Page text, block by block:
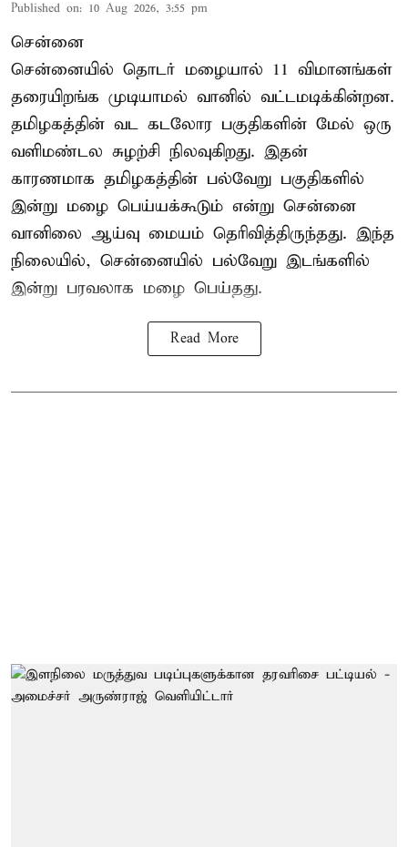
Published on: 10 Aug 2026, 3:55 pm
சென்னை
சென்னையில் தொடர் மழையால் 11 விமானங்கள்
தரையிறங்க முடியாமல் வானில் வட்டமடிக்கின்றன.
தமிழகத்தின் வட கடலோர பகுதிகளின் மேல் ஒரு
வளிமண்டல சுழற்சி நிலவுகிறது. இதன்
காரணமாக தமிழகத்தின் பல்வேறு பகுதிகளில்
இன்று மழை பெய்யக்கூடும் என்று சென்னை
வானிலை ஆய்வு மையம் தெரிவித்திருந்தது. இந்த
நிலையில், சென்னையில் பல்வேறு இடங்களில்
இன்று பரவலாக மழை பெய்தது.
Read More